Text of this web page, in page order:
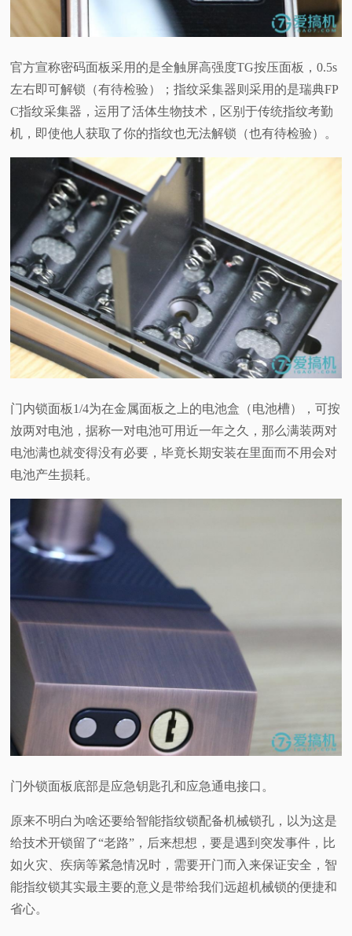
官方宣称密码面板采用的是全触屏高强度TG按压面板，0.5s
左右即可解锁（有待检验）；指纹采集器则采用的是瑞典FP
C指纹采集器，运用了活体生物技术，区别于传统指纹考勤
机，即使他人获取了你的指纹也无法解锁（也有待检验）。
门内锁面板1/4为在金属面板之上的电池盒（电池槽），可按
放两对电池，据称一对电池可用近一年之久，那么满装两对
电池满也就变得没有必要，毕竟长期安装在里面而不用会对
电池产生损耗。
门外锁面板底部是应急钥匙孔和应急通电接口。
原来不明白为啥还要给智能指纹锁配备机械锁孔，以为这是
给技术开锁留了“老路”，后来想想，要是遇到突发事件，比
如火灾、疾病等紧急情况时，需要开门而入来保证安全，智
能指纹锁其实最主要的意义是带给我们远超机械锁的便捷和
省心。